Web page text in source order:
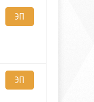
ЭП
ЭП